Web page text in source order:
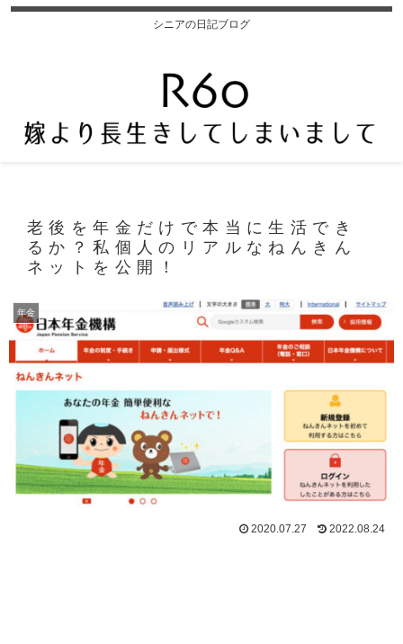
シニアの日記ブログ
老後を年金だけで本当に生活でき
るか？私個人のリアルなねんきん
ネットを公開！
年金
2020.07.27 2022.08.24